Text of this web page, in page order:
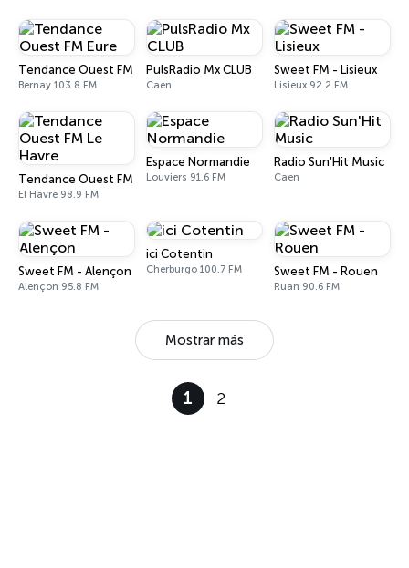
Tendance Ouest FM Eure
Bernay 103.8 FM
PulsRadio Mx CLUB
Caen
Sweet FM - Lisieux
Lisieux 92.2 FM
Tendance Ouest FM Le Havre
El Havre 98.9 FM
Espace Normandie
Louviers 91.6 FM
Radio Sun'Hit Music
Caen
Sweet FM - Alençon
Alençon 95.8 FM
ici Cotentin
Cherburgo 100.7 FM Sweet FM - Rouen
Ruan 90.6 FM
Mostrar más
1 2